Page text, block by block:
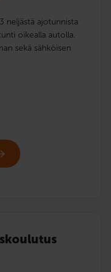
neljästä ajotunnista
oikealla autolla.
sekä sähköisen